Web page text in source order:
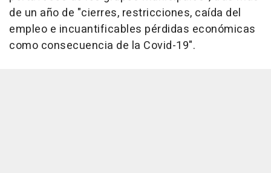
de un año de "cierres, restricciones, caída del
empleo e incuantificables pérdidas económicas
como consecuencia de la Covid-19".